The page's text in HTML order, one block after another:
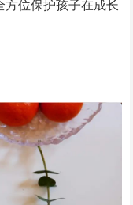
方位保护孩子在成长